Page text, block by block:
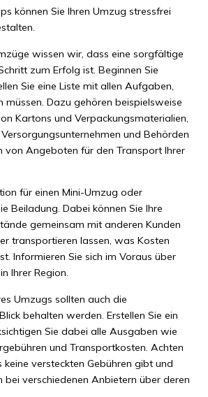
können Sie Ihren Umzug stressfrei
wissen wir, dass eine sorgfältige
zum Erfolg ist. Beginnen Sie
Sie eine Liste mit allen Aufgaben,
müssen. Dazu gehören beispielsweise
Kartons und Verpackungsmaterialien,
und Behörden
von Angeboten für den Transport Ihrer
für einen Mini-Umzug oder
Beiladung. Dabei können Sie Ihre
gemeinsam mit anderen Kunden
transportieren lassen, was Kosten
Informieren Sie sich im Voraus über
Ihrer Region.
Umzugs sollten auch die
behalten werden. Erstellen Sie ein
Sie dabei alle Ausgaben wie
und Transportkosten. Achten
keine versteckten Gebühren gibt und
bei verschiedenen Anbietern über deren